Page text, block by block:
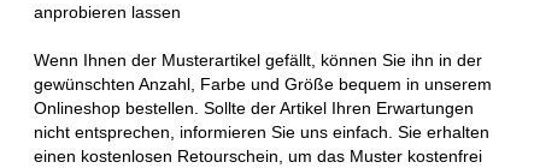
anprobieren lassen
Wenn Ihnen der Musterartikel gefällt, können Sie ihn in der
gewünschten Anzahl, Farbe und Größe bequem in unserem
Onlineshop bestellen. Sollte der Artikel Ihren Erwartungen
nicht entsprechen, informieren Sie uns einfach. Sie erhalten
einen kostenlosen Retourschein, um das Muster kostenfrei